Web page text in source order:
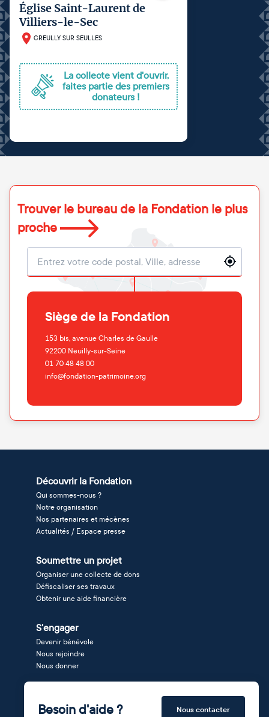
Église Saint-Laurent de
Villiers-le-Sec
CREULLY SUR SEULLES
La collecte vient d'ouvrir,
faites partie des premiers
donateurs !
Trouver le bureau de la Fondation le plus
proche
Localisation
Siège de la Fondation
153 bis, avenue Charles de Gaulle
92200 Neuilly-sur-Seine
01 70 48 48 00
info@fondation-patrimoine.org
Découvrir la Fondation
Qui sommes-nous ?
Notre organisation
Nos partenaires et mécènes
Actualités / Espace presse
Soumettre un projet
Organiser une collecte de dons
Défiscaliser ses travaux
Obtenir une aide financière
S'engager
Devenir bénévole
Nous rejoindre
Nous donner
Besoin d'aide ? Nous contacter